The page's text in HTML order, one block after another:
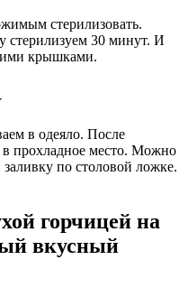
стерилизовать.
стерилизуем 30 минут. И
крышками.
в одеяло. После
в прохладное место. Можно
заливку по столовой ложке.
горчицей на
вкусный